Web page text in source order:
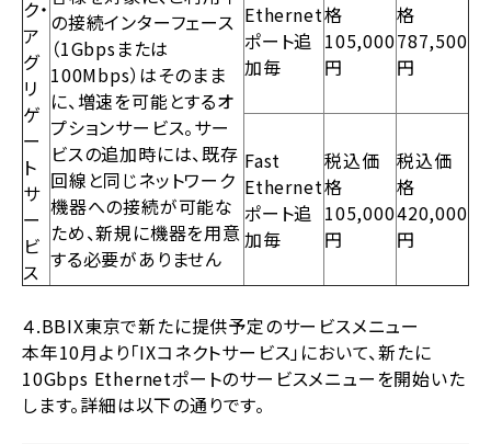
ク・
ア
グ
リ
ゲ
ー
ト
サ
ー
ビ
ス
の接続インターフェース
（1Gbpsまたは
100Mbps）はそのまま
に、増速を可能とするオ
プションサービス。サー
ビスの追加時には、既存
回線と同じネットワーク
機器への接続が可能な
ため、新規に機器を用意
する必要がありません
Ethernet
ポート追
加毎
格
105,000
円
格
787,500
円
Fast
Ethernet
ポート追
加毎
税込価
格
105,000
円
税込価
格
420,000
円
４.BBIX東京で新たに提供予定のサービスメニュー
本年10月より「IXコネクトサービス」において、新たに
10Gbps Ethernetポートのサービスメニューを開始いた
します。詳細は以下の通りです。